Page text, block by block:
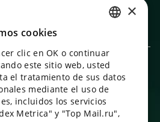
de datos
ENGLISH
UKRAINIAN
PORTUGUESE
SPANISH
×
cookies
clic en OK o continuar
este sitio web, usted
el tratamiento de sus datos
mediante el uso de
incluidos los servicios
Metrica" y "Top Mail.ru",